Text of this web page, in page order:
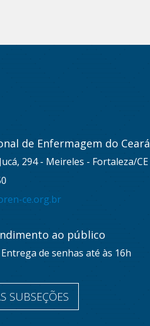
de Enfermagem do Ceará
294 - Meireles - Fortaleza/CE
ce.org.br
ao público
de senhas até às 16h
SUBSEÇÕES